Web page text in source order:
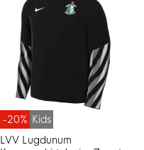
-20% Kids
LVV Lugdunum